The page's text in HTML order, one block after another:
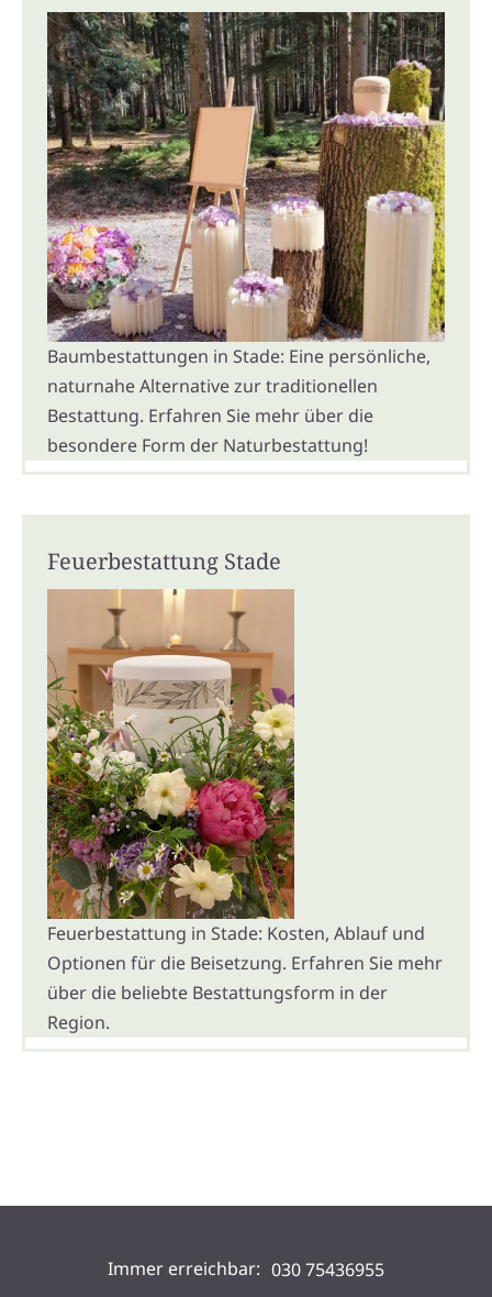
Baumbestattungen in Stade: Eine persönliche,
naturnahe Alternative zur traditionellen
Bestattung. Erfahren Sie mehr über die
besondere Form der Naturbestattung!
Feuerbestattung Stade
Feuerbestattung in Stade: Kosten, Ablauf und
Optionen für die Beisetzung. Erfahren Sie mehr
über die beliebte Bestattungsform in der
Region.
Immer erreichbar: 030 75436955